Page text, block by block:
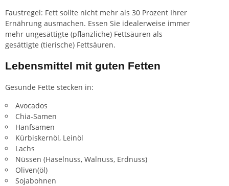
Faustregel: Fett sollte nicht mehr als 30 Prozent Ihrer
Ernährung ausmachen. Essen Sie idealerweise immer
mehr ungesättigte (pflanzliche) Fettsäuren als
gesättigte (tierische) Fettsäuren.
Lebensmittel mit guten Fetten
Gesunde Fette stecken in:
Avocados
Chia-Samen
Hanfsamen
Kürbiskernöl, Leinöl
Lachs
Nüssen (Haselnuss, Walnuss, Erdnuss)
Oliven(öl)
Sojabohnen